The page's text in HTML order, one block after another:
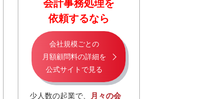
会計事務処理を
依頼するなら
会社規模ごとの
月額顧問料の詳細を
公式サイトで見る
少人数の起業で、 月々の会